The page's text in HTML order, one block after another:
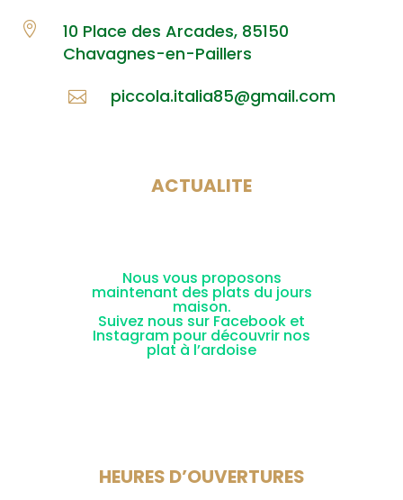

10 Place des Arcades, 85150
Chavagnes-en-Paillers
 piccola.italia85@gmail.com
ACTUALITE
Nous vous proposons
maintenant des plats du jours
maison.
Suivez nous sur Facebook et
Instagram pour découvrir nos
plat à l’ardoise
HEURES D’OUVERTURES